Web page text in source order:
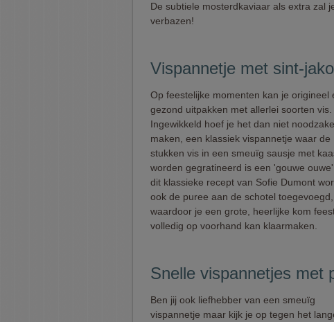
De subtiele mosterdkaviaar als extra zal
verbazen!
Vispannetje met sint-
Op feestelijke momenten kan je origineel
gezond uitpakken met allerlei soorten vis.
Ingewikkeld hoef je het dan niet
maken, een klassiek vispannetje waar de
stukken vis in een smeuïg sausje met
worden gegratineerd is een 'gouwe
dit klassieke recept van Sofie Dumont
ook de puree aan de schotel toegevoegd,
waardoor je een grote, heerlijke kom
volledig op voorhand kan klaarmaken.
Snelle vispannetjes met
Ben jij ook liefhebber van een smeuïg
vispannetje maar kijk je op tegen het